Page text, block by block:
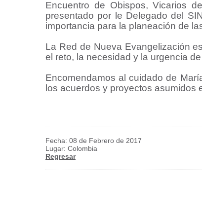
Encuentro de Obispos, Vicarios
presentado por le Delegado del
importancia para la planeación de
La Red de Nueva Evangelización
el reto, la necesidad y la urgencia
Encomendamos al cuidado de
los acuerdos y proyectos asumidos
Fecha: 08 de Febrero de 2017
Lugar: Colombia
Regresar